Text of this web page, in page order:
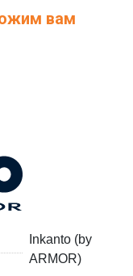
вам
Inkanto (by
ARMOR)